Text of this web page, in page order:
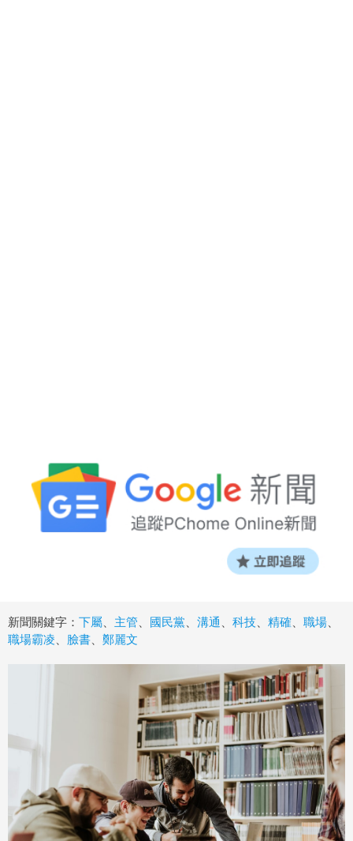
新聞關鍵字： 下屬 主管 國民黨 溝通 科技 精確 職場
職場霸凌
臉書 鄭麗文